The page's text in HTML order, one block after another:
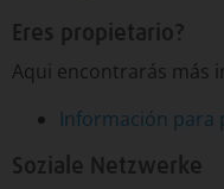
Eres propietario?
Aqui encontrarás más
Información para
Soziale Netzwerke